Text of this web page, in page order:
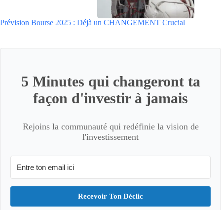
Prévision Bourse 2025 : Déjà un CHANGEMENT Crucial
5 Minutes qui changeront ta
façon d'investir à jamais
Rejoins la communauté qui redéfinie la vision de
l'investissement
Recevoir Ton Déclic